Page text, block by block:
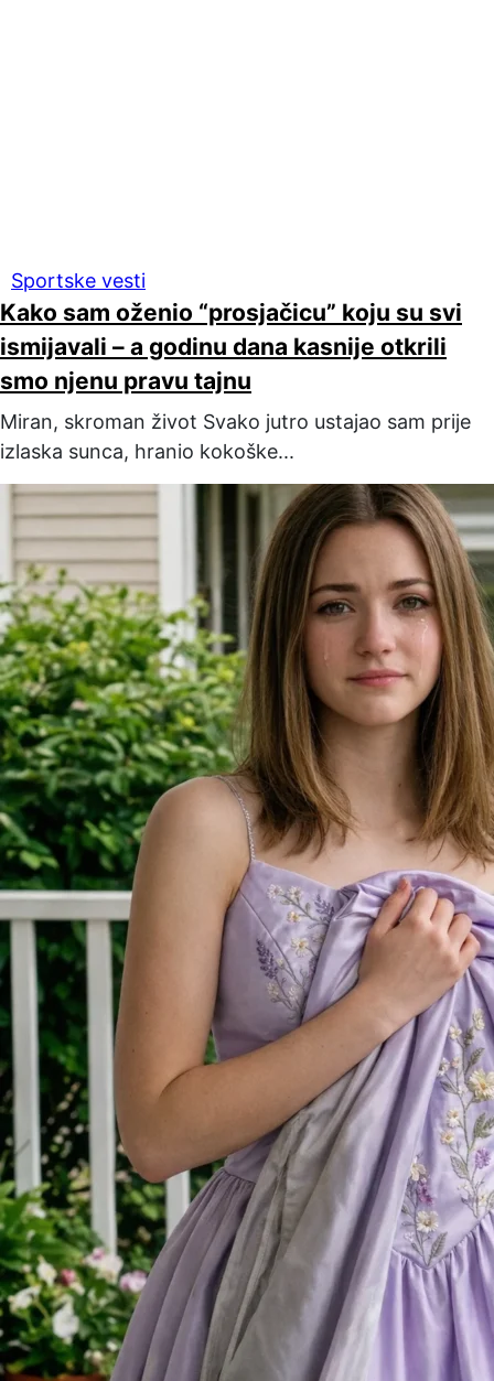
Sportske vesti
Kako sam oženio “prosjačicu” koju su svi
ismijavali – a godinu dana kasnije otkrili
smo njenu pravu tajnu
Miran, skroman život Svako jutro ustajao sam prije
izlaska sunca, hranio kokoške...